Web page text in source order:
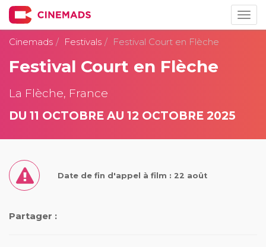
Cinemads
Festivals Festival Court en Flèche
Festival Court en Flèche
La Flèche, France
DU 11 OCTOBRE AU 12 OCTOBRE 2025
Date de fin d'appel à film : 22 août
Partager :